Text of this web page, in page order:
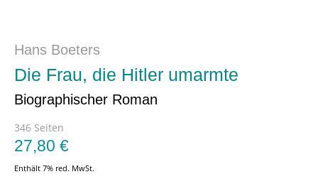
Hans Boeters
Die Frau, die Hitler umarmte
Biographischer Roman
346 Seiten
27,80 €
Enthält 7% red. MwSt.